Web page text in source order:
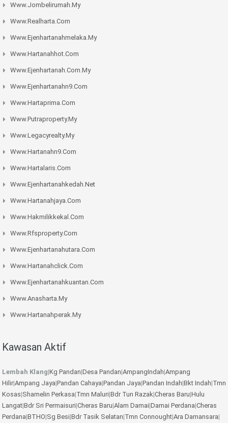
Www.jombelirumah.my
Www.realharta.com
Www.ejenhartanahmelaka.my
Www.hartanahhot.com
Www.ejenhartanah.com.my
Www.ejenhartanahn9.com
Www.hartaprima.com
Www.putraproperty.my
Www.legacyrealty.my
Www.hartanahn9.com
Www.hartalaris.com
Www.ejenhartanahkedah.net
Www.hartanahjaya.com
Www.hakmilikkekal.com
Www.rfsproperty.com
Www.ejenhartanahutara.com
Www.hartanahclick.com
Www.ejenhartanahkuantan.com
Www.anasharta.my
Www.hartanahperak.my
Kawasan Aktif
Lembah Klang|Kg Pandan|Desa Pandan|AmpangIndah|Ampang
Hilir|Ampang Jaya|Pandan Cahaya|Pandan Jaya|Pandan Indah|Bkt Indah|Tmn
Kosas|Shamelin Perkasa|Tmn Maluri|Bdr Tun Razak|Cheras Baru|Hulu
Langat|Bdr Sri Permaisuri|Cheras Baru|Alam Damai|Damai Perdana|Cheras
Perdana|BTHO|Sg Besi|Bdr Tasik Selatan|Tmn Connought|Ara Damansara|